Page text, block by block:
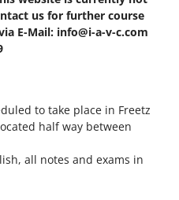
us for further course
E-Mail: info@i-a-v-c.com
to take place in Freetz
half way between
all notes and exams in